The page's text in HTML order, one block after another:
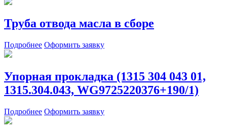
Труба отвода масла в сборе
Подробнее Оформить заявку
Упорная прокладка (1315 304 043 01,
1315.304.043, WG9725220376+190/1)
Подробнее Оформить заявку